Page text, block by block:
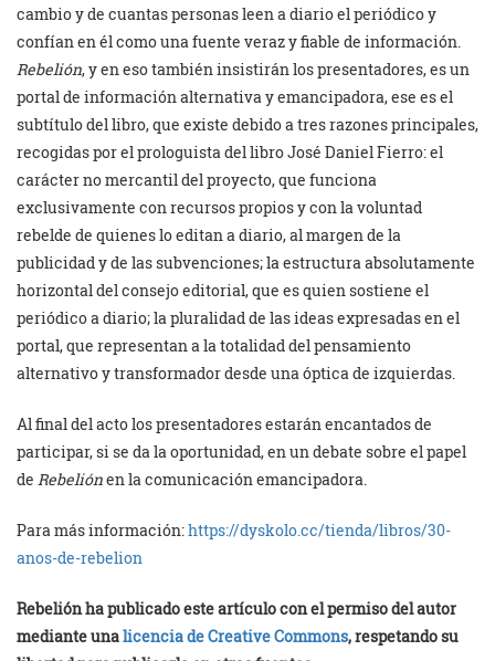
cambio y de cuantas personas leen a diario el periódico y
confían en él como una fuente veraz y fiable de información.
Rebelión, y en eso también insistirán los presentadores, es un
portal de información alternativa y emancipadora, ese es el
subtítulo del libro, que existe debido a tres razones principales,
recogidas por el prologuista del libro José Daniel Fierro: el
carácter no mercantil del proyecto, que funciona
exclusivamente con recursos propios y con la voluntad
rebelde de quienes lo editan a diario, al margen de la
publicidad y de las subvenciones; la estructura absolutamente
horizontal del consejo editorial, que es quien sostiene el
periódico a diario; la pluralidad de las ideas expresadas en el
portal, que representan a la totalidad del pensamiento
alternativo y transformador desde una óptica de izquierdas.
Al final del acto los presentadores estarán encantados de
participar, si se da la oportunidad, en un debate sobre el papel
de Rebeliónen la comunicación emancipadora.
Para más información:https://dyskolo.cc/tienda/libros/30-
anos-de-rebelion
Rebelión ha publicado este artículo con el permiso del autor
mediante unalicencia de Creative Commons, respetando su